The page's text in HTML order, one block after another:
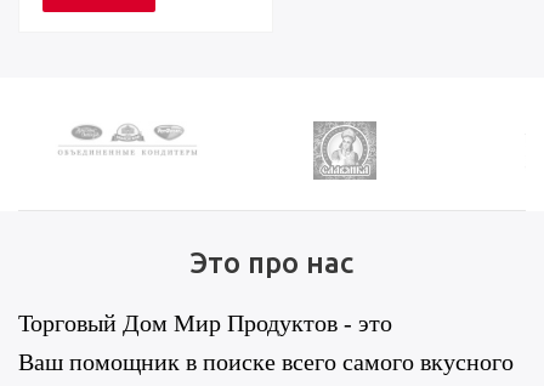
Это про нас
Торговый Дом Мир Продуктов - это
Ваш помощник в поиске всего самого вкусного